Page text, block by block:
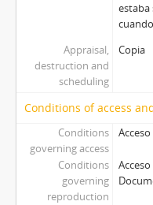
estaba
Appraisal,
destruction and
scheduling
Copia
Conditions of access
Conditions
governing access
Conditions
governing
reproduction